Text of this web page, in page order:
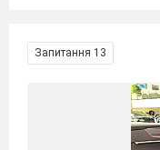
Запитання 13